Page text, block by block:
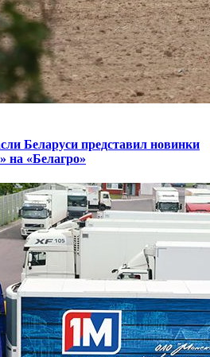
Беларуси представил новинки
на «Белагро»